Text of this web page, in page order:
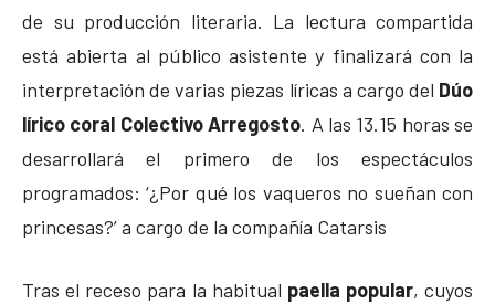
de su producción literaria. La lectura compartida
está abierta al público asistente y finalizará con la
interpretación de varias piezas líricas a cargo del Dúo
lírico coral Colectivo Arregosto. A las 13.15 horas se
desarrollará el primero de los espectáculos
programados: ‘¿Por qué los vaqueros no sueñan con
princesas?’ a cargo de la compañía Catarsis
Tras el receso para la habitual paella popular, cuyos